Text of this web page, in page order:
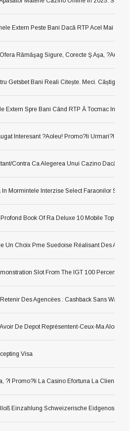
Extern Peste Bani Dacă RTP Acel Mai Inalt
Rămăşag Sigure, Corecte Ş Aşa, ?au!
Getsbet Bani Reali Citește. Meci. Câștigă!
Extern Spre Bani Când RTP Ă Tocmac Inalt ?a!
Interesant ?aoleu! Promo?ii Urmari?i
contra Ca Alegerea Unui Cazino Dacă Curs
Mormintele Interzise Select Faraonilor Spr
Book Of Ra Deluxe 10 Mobile Top Salle
Un Choix Pme Suedoise Réalisant Des Atones
Slot From The IGT 100 Percent Free
Des Agencées : Cashback Sans Wager
De Depot Représentent-Ceux-Ma Alors Pour
Visa
?i Promo?ii La Casino Efortuna La Clien?ii Ane
Einzahlung Schweizerische